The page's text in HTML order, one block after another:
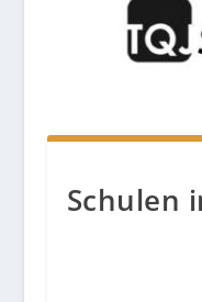
Schulen